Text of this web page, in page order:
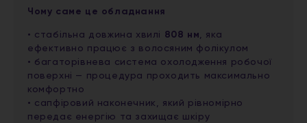
Чому саме це обладнання
• стабільна довжина хвилі 808 нм, яка
ефективно працює з волосяним фолікулом
• багаторівнева система охолодження робочої
поверхні — процедура проходить максимально
комфортно
• сапфіровий наконечник, який рівномірно
передає енергію та захищає шкіру